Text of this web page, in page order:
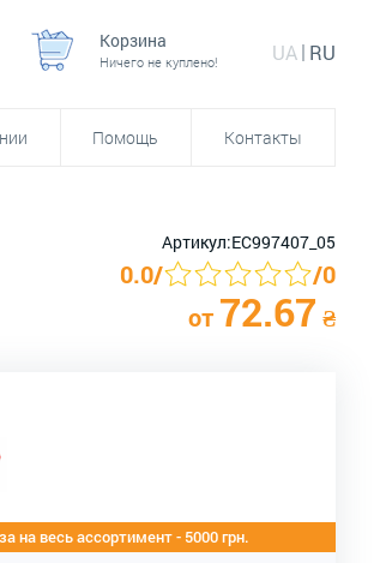
Корзина
Ничего не куплено! UA RU
Помощь Контакты
Артикул:ЕС997407_05
0.0/ /0
от 72.67 ₴
на весь ассортимент - 5000 грн.